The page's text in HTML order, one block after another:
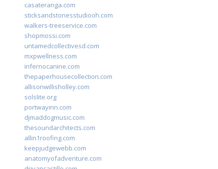
casateranga.com
sticksandstonesstudiooh.com
walkers-treeservice.com
shopmossi.com
untamedcollectivesd.com
mxpwellness.com
infernocanine.com
thepaperhousecollection.com
allisonwillisholley.com
solslite.org
portwayinn.com
djmaddogmusic.com
thesoundarchitects.com
allin1roofing.com
keepjudgewebb.com
anatomyofadventure.com